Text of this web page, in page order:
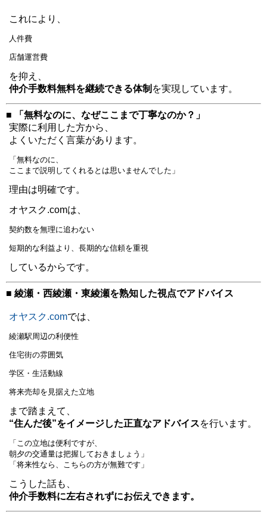
これにより、
人件費
店舗運営費
を抑え、
仲介手数料無料を継続できる体制 を実現しています。
■ 「無料なのに、なぜここまで丁寧なのか？」
実際に利用した方から、
よくいただく言葉があります。
「無料なのに、
ここまで説明してくれるとは思いませんでした」
理由は明確です。
オヤスク.comは、
契約数を無理に追わない
短期的な利益より、長期的な信頼を重視
しているからです。
■ 綾瀬・西綾瀬・東綾瀬を熟知した視点でアドバイス
オヤスク.comでは、
綾瀬駅周辺の利便性
住宅街の雰囲気
学区・生活動線
将来売却を見据えた立地
まで踏まえて、
“住んだ後”をイメージした正直なアドバイスを行います。
「この立地は便利ですが、
朝夕の交通量は把握しておきましょう」
「将来性なら、こちらの方が無難です」
こうした話も、
仲介手数料に左右されずにお伝えできます。